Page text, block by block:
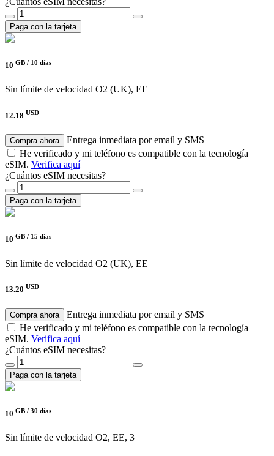
Paga con la tarjeta
10 GB / 10 días
Sin límite de velocidad O2 (UK), EE
12.18 USD
Compra ahora
Entrega inmediata por email y SMS
He verificado y mi teléfono es compatible con la tecnología
eSIM. Verifica aquí
¿Cuántos eSIM necesitas?
Paga con la tarjeta
10 GB / 15 días
Sin límite de velocidad O2 (UK), EE
13.20 USD
Compra ahora
Entrega inmediata por email y SMS
He verificado y mi teléfono es compatible con la tecnología
eSIM. Verifica aquí
¿Cuántos eSIM necesitas?
Paga con la tarjeta
10 GB / 30 días
Sin límite de velocidad O2, EE, 3